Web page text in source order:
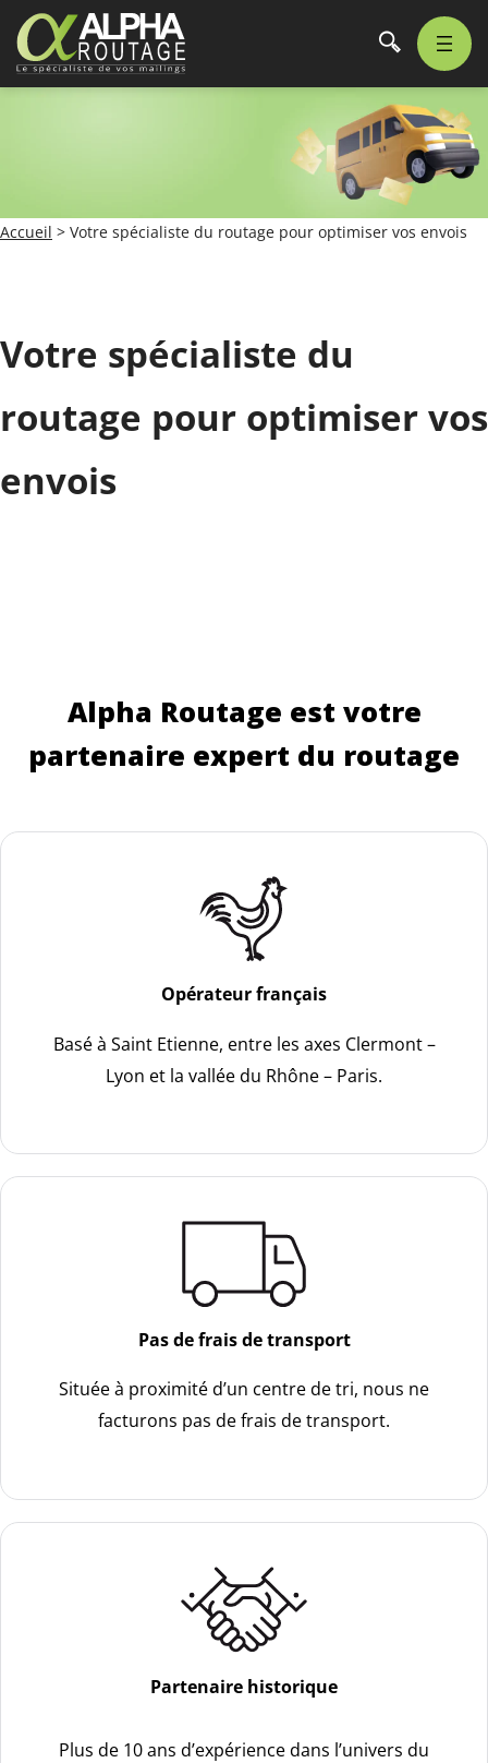
Accueil > Votre spécialiste du routage pour optimiser vos envois
Votre spécialiste du
routage pour optimiser vos
envois
Alpha Routage est votre
partenaire expert du routage
Opérateur français
Basé à Saint Etienne, entre les axes Clermont –
Lyon et la vallée du Rhône – Paris.
Pas de frais de transport
Située à proximité d’un centre de tri, nous ne
facturons pas de frais de transport.
Partenaire historique
Plus de 10 ans d’expérience dans l’univers du